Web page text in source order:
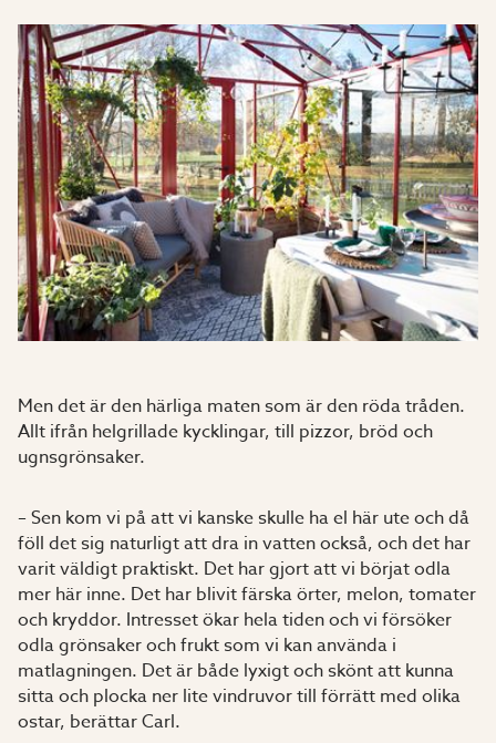
Men det är den härliga maten som är den röda tråden.
Allt ifrån helgrillade kycklingar, till pizzor, bröd och
ugnsgrönsaker.
– Sen kom vi på att vi kanske skulle ha el här ute och då
föll det sig naturligt att dra in vatten också, och det har
varit väldigt praktiskt. Det har gjort att vi börjat odla
mer här inne. Det har blivit färska örter, melon, tomater
och kryddor. Intresset ökar hela tiden och vi försöker
odla grönsaker och frukt som vi kan använda i
matlagningen. Det är både lyxigt och skönt att kunna
sitta och plocka ner lite vindruvor till förrätt med olika
ostar, berättar Carl.